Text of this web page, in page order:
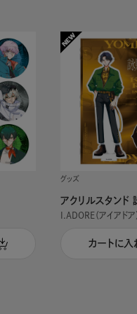
グッズ
アクリルスタンド
I.ADORE（アイアドア
カートに入